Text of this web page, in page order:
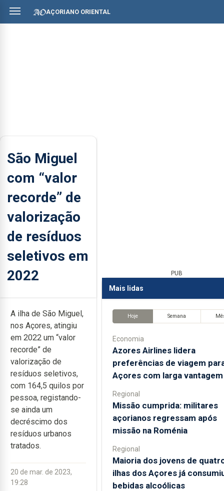
AÇORIANO ORIENTAL
São Miguel
com “valor
recorde” de
valorização
de resíduos
seletivos em
2022
A ilha de São Miguel,
nos Açores, atingiu
em 2022 um “valor
recorde” de
valorização de
resíduos seletivos,
com 164,5 quilos por
pessoa, registando-
se ainda um
decréscimo dos
resíduos urbanos
tratados.
20 de mar. de 2023,
19:28
PUB
Mais lidas
Hoje Semana
Economia
Azores Airlines lidera
preferências de viagem
Açores com larga vantagem
Regional
Missão cumprida: militares
açorianos regressam após
missão na Roménia
Regional
Maioria dos jovens de
ilhas dos Açores já
bebidas alcoólicas